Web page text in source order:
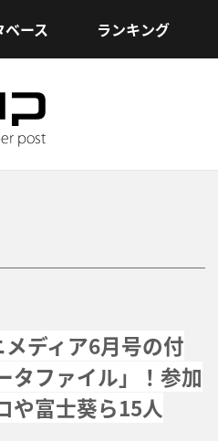
ース ランキング
ディア6月号の付
ファイル」！参加
や富士葵ら15人